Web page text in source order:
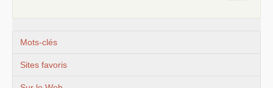
Mots-clés
Sites favoris